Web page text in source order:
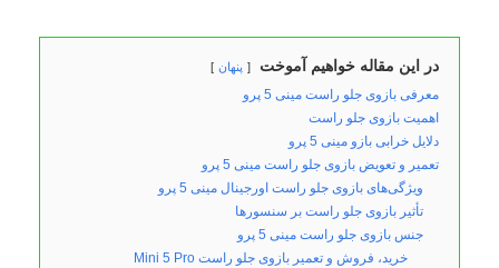
در این مقاله خواهیم آموخت پنهان
معرفی بازوی جلو راست مینی 5 پرو
اهمیت بازوی جلو راست
دلایل خرابی بازو مینی 5 پرو
تعمیر و تعویض بازوی جلو راست مینی 5 پرو
ویژگی‌های بازوی جلو راست اورجینال مینی 5 پرو
تأثیر بازوی جلو راست بر سنسورها
جنس بازوی جلو راست مینی 5 پرو
خرید، فروش و تعمیر بازوی جلو راست Mini 5 Pro